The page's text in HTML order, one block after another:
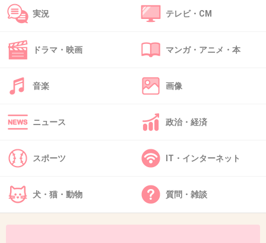
【週刊文春】事務所も認めた 広瀬アリス
がイケメンプロスポーツ選手と交際
【週刊文春】事務所も認めた 広瀬アリスがイケメンプロスポーツ選手と
交際週刊文春は微笑ましいデートの様子を確認。アリスの所属事務所に聞
サイドも同様の回答だった。 ↓広瀬アリス ↓田...
45. 匿名
それでも疲れたけど
+31 -12
実況 テレビ・CM
ドラマ・映画 マンガ・アニメ・本
音楽 画像
ニュース 政治・経済
スポーツ IT・インターネット
犬・猫・動物 質問・雑談